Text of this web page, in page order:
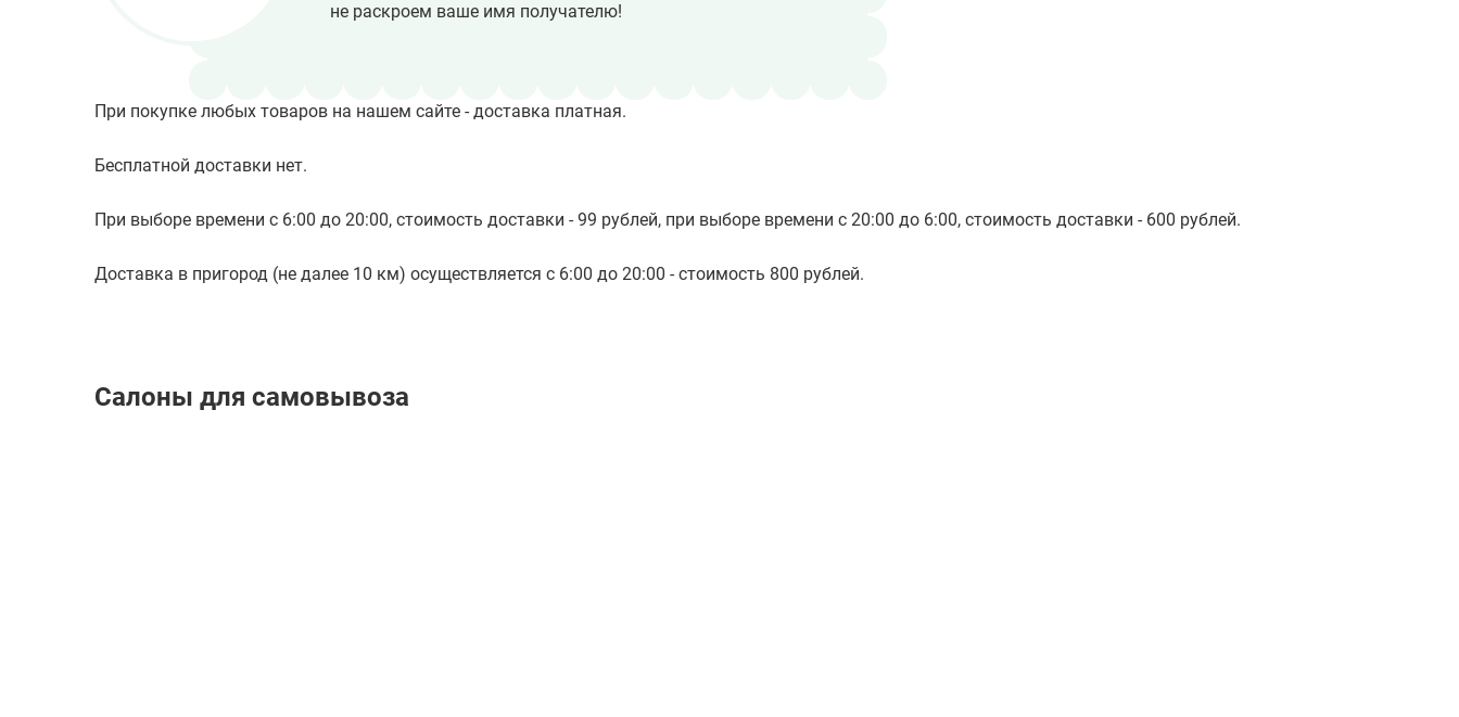
не раскроем ваше имя получателю!
При покупке любых товаров на нашем сайте - доставка платная.
Бесплатной доставки нет.
При выборе времени с 6:00 до 20:00, стоимость доставки - 99 рублей, при выборе времени с 20:00 до 6:00, стоимость доставки - 600 рублей.
Доставка в пригород (не далее 10 км) осуществляется с 6:00 до 20:00 - стоимость 800 рублей.
Салоны для самовывоза